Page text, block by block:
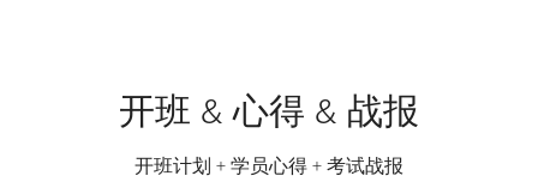
开班 & 心得 & 战报
开班计划 + 学员心得 + 考试战报